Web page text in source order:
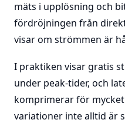
mäts i upplösning och
fördröjningen från
visar om strömmen är
I praktiken visar gratis
under peak-tider, och
komprimerar för
variationer inte alltid är